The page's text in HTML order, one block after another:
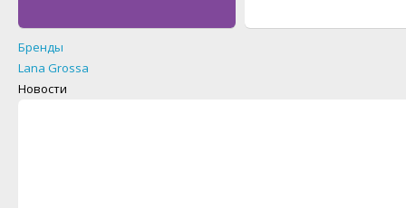
Бренды
Lana Grossa
Новости